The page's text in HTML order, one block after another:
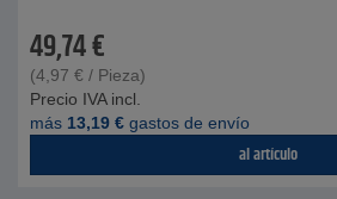
49,74€
(4,97 € / Pieza)
Precio IVA incl.
más 13,19 € gastos de envío
al artículo